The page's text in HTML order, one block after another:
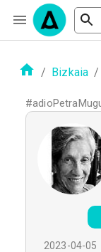
/ Bizkaia /
#
2023-04-05